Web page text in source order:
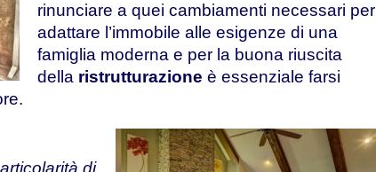
rinunciare a quei cambiamenti necessari per
adattare l’immobile alle esigenze di una
famiglia moderna e per la buona riuscita
della ristrutturazione è essenziale farsi
di